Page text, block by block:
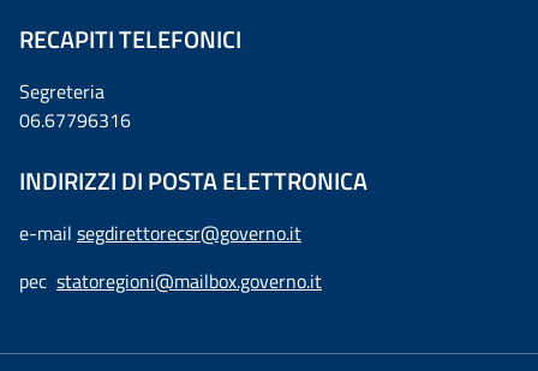
RECAPITI TELEFONICI
Segreteria
06.67796316
INDIRIZZI DI POSTA ELETTRONICA
e-mail segdirettorecsr@governo.it
pec statoregioni@mailbox.governo.it